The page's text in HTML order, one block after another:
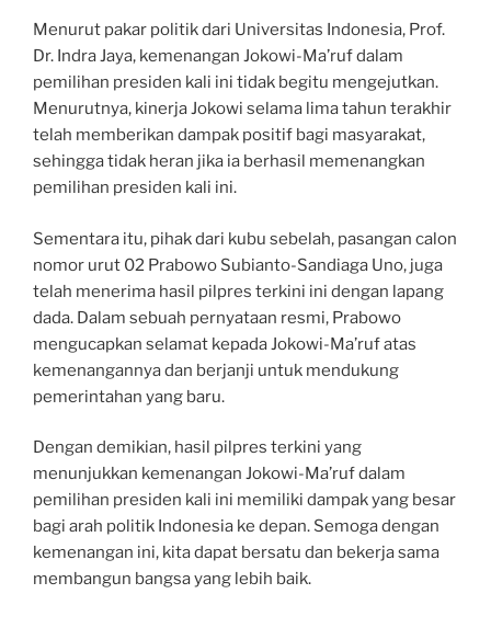
Menurut pakar politik dari Universitas Indonesia, Prof.
Dr. Indra Jaya, kemenangan Jokowi-Ma’ruf dalam
pemilihan presiden kali ini tidak begitu mengejutkan.
Menurutnya, kinerja Jokowi selama lima tahun terakhir
telah memberikan dampak positif bagi masyarakat,
sehingga tidak heran jika ia berhasil memenangkan
pemilihan presiden kali ini.
Sementara itu, pihak dari kubu sebelah, pasangan calon
nomor urut 02 Prabowo Subianto-Sandiaga Uno, juga
telah menerima hasil pilpres terkini ini dengan lapang
dada. Dalam sebuah pernyataan resmi, Prabowo
mengucapkan selamat kepada Jokowi-Ma’ruf atas
kemenangannya dan berjanji untuk mendukung
pemerintahan yang baru.
Dengan demikian, hasil pilpres terkini yang
menunjukkan kemenangan Jokowi-Ma’ruf dalam
pemilihan presiden kali ini memiliki dampak yang besar
bagi arah politik Indonesia ke depan. Semoga dengan
kemenangan ini, kita dapat bersatu dan bekerja sama
membangun bangsa yang lebih baik.